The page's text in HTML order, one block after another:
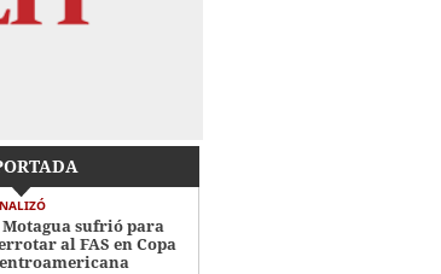
Motagua sufrió para
al FAS en Copa